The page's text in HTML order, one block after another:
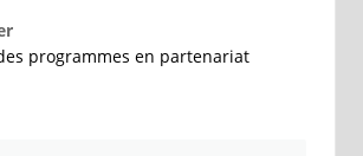
programmes en partenariat